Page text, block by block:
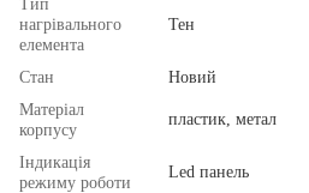
Тип
нагрівального
елемента
Тен
Стан
Новий
Матеріал
корпусу
пластик, метал
Індикація
режиму роботи
Led панель